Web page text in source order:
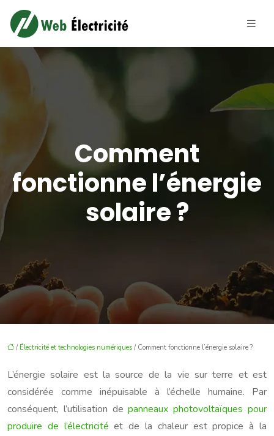
Comment
fonctionne l’énergie
solaire ?
/ Électricité et technologies numériques / Comment fonctionne l’énergie solaire ?
L’énergie solaire est la source de la vie sur terre et est
considérée comme inépuisable à l’échelle humaine. Par
conséquent, l’utilisation depanneaux photovoltaïques pour
produire de l’électricité et de la chaleur est propice à la